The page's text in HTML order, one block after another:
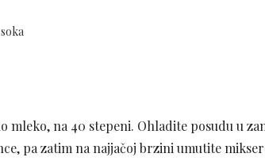
mleko, na 40 stepeni. Ohladite posudu u
pa zatim na najjačoj brzini umutite